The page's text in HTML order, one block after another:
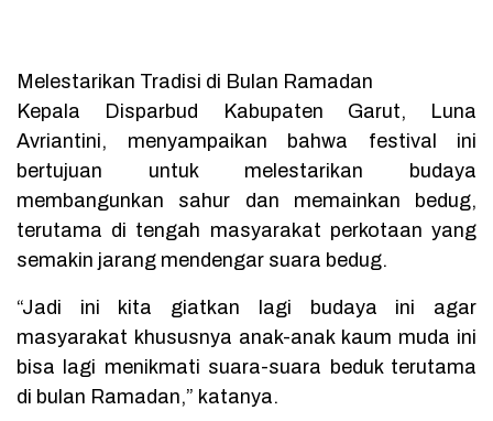
Melestarikan Tradisi di Bulan Ramadan
Kepala Disparbud Kabupaten Garut, Luna
Avriantini, menyampaikan bahwa festival ini
bertujuan untuk melestarikan budaya
membangunkan sahur dan memainkan bedug,
terutama di tengah masyarakat perkotaan yang
semakin jarang mendengar suara bedug.
“Jadi ini kita giatkan lagi budaya ini agar
masyarakat khususnya anak-anak kaum muda ini
bisa lagi menikmati suara-suara beduk terutama
di bulan Ramadan,” katanya.